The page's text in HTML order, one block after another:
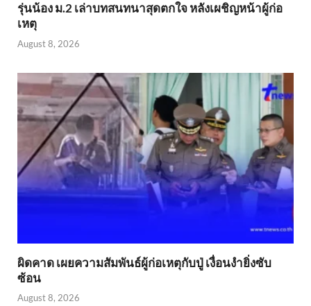
รุ่นน้อง ม.2 เล่าบทสนทนาสุดตกใจ หลังเผชิญหน้าผู้ก่อ
เหตุ
August 8, 2026
ผิดคาด เผยความสัมพันธ์ผู้ก่อเหตุกับปู่ เงื่อนงำยิ่งซับ
ซ้อน
August 8, 2026